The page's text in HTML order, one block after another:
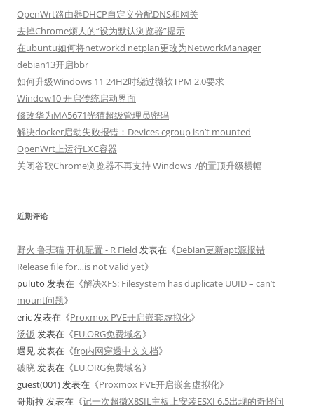
OpenWrt路由器DHCP自定义分配DNS和网关
去掉Chrome烦人的“设为默认浏览器”提示
在ubuntu如何将networkd netplan更改为NetworkManager
debian13开启bbr
如何升级Windows 11 24H2时绕过微软TPM 2.0要求
Window10 开启传统启动界面
修改华为MA5671光猫超级管理员密码
解决docker启动失败报错：Devices cgroup isn’t mounted
OpenWrt上运行LXC容器
关闭谷歌Chrome浏览器不再支持 Windows 7的置顶升级横幅
近期评论
野火 鲁班猫 开机配置 - R Field 发表在《Debian更新apt源报错
Release file for…is not valid yet》
puluto 发表在《解决XFS: Filesystem has duplicate UUID – can’t
mount问题》
eric发表在《Proxmox PVE开启嵌套虚拟化》
汤饭 发表在《EU.ORG免费域名》
遇见发表在《frp内网穿透中文文档》
破晓发表在《EU.ORG免费域名》
guest(001)发表在《Proxmox PVE开启嵌套虚拟化》
哥斯拉 发表在《记一次超微X8SIL主板上安装ESXI 6.5出现的奇怪问